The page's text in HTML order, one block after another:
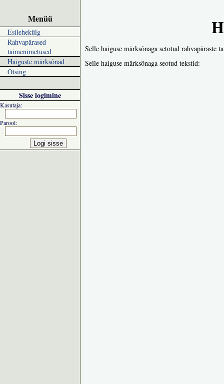
Menüü
Esilehekülg
Rahvapärased
taimenimetused
Haiguste märksõnad
Otsing
Sisse logimine
Kasutaja:
Parool:
Selle haiguse märksõnaga setotud rahvapäraste
Selle haiguse märksõnaga seotud tekstid: